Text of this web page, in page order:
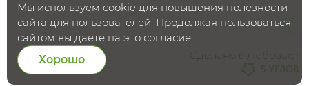
Мы используем cookie для повышения полезности
сайта для пользователей. Продолжая пользоваться
сайтом вы даете на это согласие.
Хорошо